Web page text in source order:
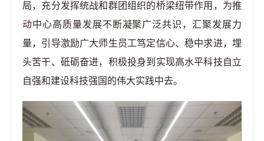
局，充分发挥统战和群团组织的桥梁纽带作用，为推
动中心高质量发展不断凝聚广泛共识，汇聚发展力
量，引导激励广大师生员工笃定信心、稳中求进，埋
头苦干、砥砺奋进，积极投身到实现高水平科技自立
自强和建设科技强国的伟大实践中去。